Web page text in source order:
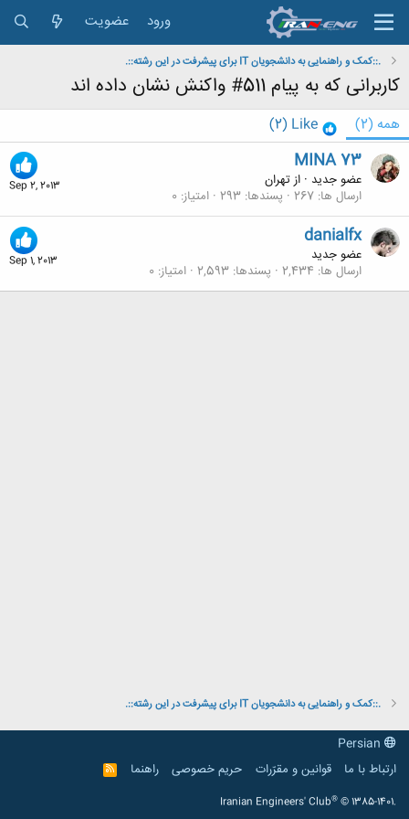
ورود عضویت
.::کمک و راهنمایی به دانشجویان IT برای پیشرفت در این رشته::.
کاربرانی که به پیام 511# واکنش نشان داده اند
همه (2)
Like
(2)
Sep 2, 2013
MINA 73
عضو جدید · ازتهران
ارسال ها 267 پسندها 293 امتیاز 0
Sep 1, 2013
danialfx
عضو جدید
ارسال ها 2,434 پسندها 2,593 امتیاز 0
.::کمک و راهنمایی به دانشجویان IT برای پیشرفت در این رشته::.
ارتباط با ما
قوانین و مقرّرات حریم خصوصی راهنما
R
S
Iranian Engineers' Club® © 1385-1401.